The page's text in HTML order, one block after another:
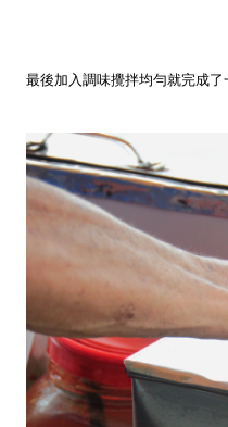
最後加入調味攪拌均勻就完成